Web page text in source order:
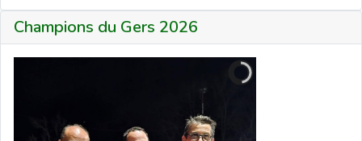
Champions du Gers 2026